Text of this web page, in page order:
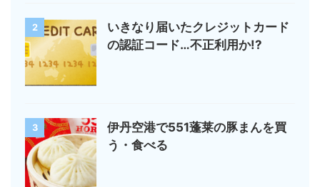
2
いきなり届いたクレジットカード
の認証コード…不正利用か!?
3
伊丹空港で551蓬莱の豚まんを買
う・食べる